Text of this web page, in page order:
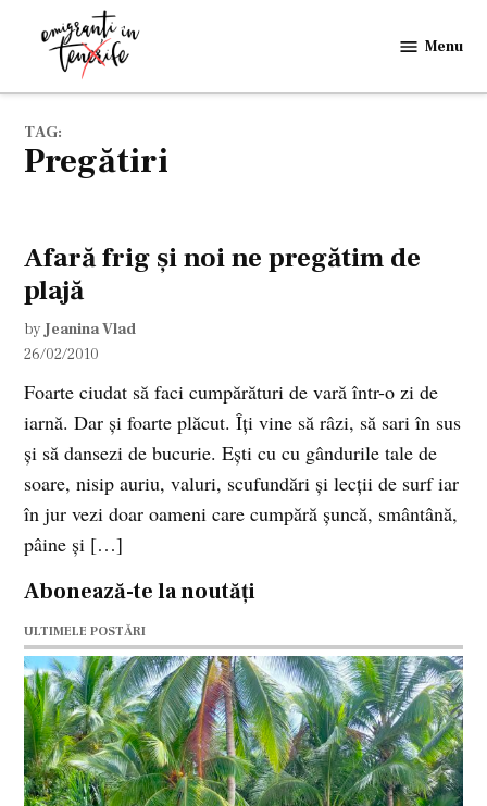
in
Menu
TAG:
pregătiri
Afară frig şi noi ne pregătim de
plajă
by Jeanina Vlad
26/02/2010
Foarte ciudat să faci cumpărături de vară într-o zi de
iarnă. Dar şi foarte plăcut. Îţi vine să râzi, să sari în sus
şi să dansezi de bucurie. Eşti cu cu gândurile tale de
soare, nisip auriu, valuri, scufundări şi lecţii de surf iar
în jur vezi doar oameni care cumpără şuncă, smântână,
pâine şi […]
Abonează-te la noutăți
ULTIMELE POSTĂRI